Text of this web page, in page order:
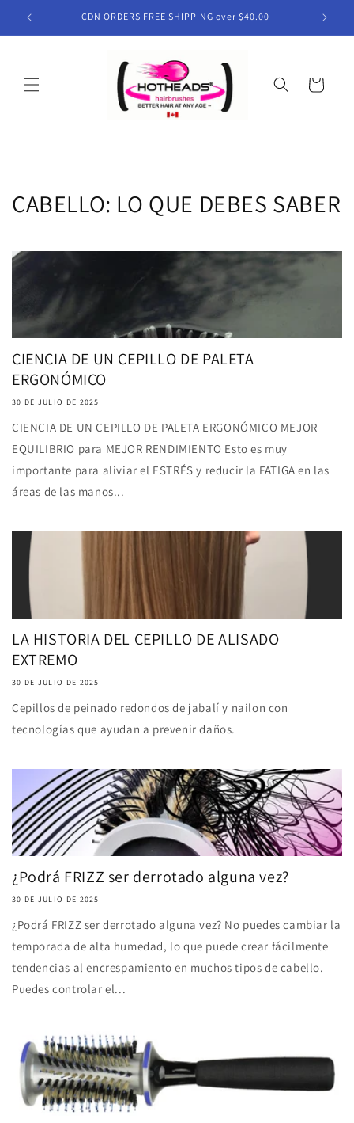
directamenteCDN ORDERS FREE SHIPPING over $40.00
Carrito
CABELLO: LO QUE DEBES SABER
CIENCIA DE UN CEPILLO DE PALETA
ERGONÓMICO
30 DE JULIO DE 2025
CIENCIA DE UN CEPILLO DE PALETA ERGONÓMICO MEJOR
EQUILIBRIO para MEJOR RENDIMIENTO Esto es muy
importante para aliviar el ESTRÉS y reducir la FATIGA en las
áreas de las manos...
LA HISTORIA DEL CEPILLO DE ALISADO
EXTREMO
30 DE JULIO DE 2025
Cepillos de peinado redondos de jabalí y nailon con
tecnologías que ayudan a prevenir daños.
¿Podrá FRIZZ ser derrotado alguna vez?
30 DE JULIO DE 2025
¿Podrá FRIZZ ser derrotado alguna vez? No puedes cambiar la
temporada de alta humedad, lo que puede crear fácilmente
tendencias al encrespamiento en muchos tipos de cabello.
Puedes controlar el...